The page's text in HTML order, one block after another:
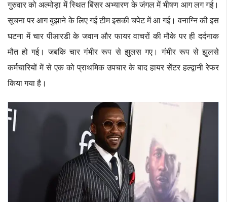
गुरुवार को अल्मोड़ा में स्थित बिंसर अभ्यारण के जंगल में भीषण आग लग गई।
सूचना पर आग बुझाने के लिए गई टीम इसकी चपेट में आ गई। वनाग्नि की इस
घटना में चार पीआरडी के जवान और फायर वाचरों की मौके पर ही दर्दनाक
मौत हो गई। जबकि चार गंभीर रूप से झुलस गए। गंभीर रूप से झुलसे
कर्मचारियों में से एक को प्राथमिक उपचार के बाद हायर सेंटर हल्द्वानी रेफर
किया गया है।